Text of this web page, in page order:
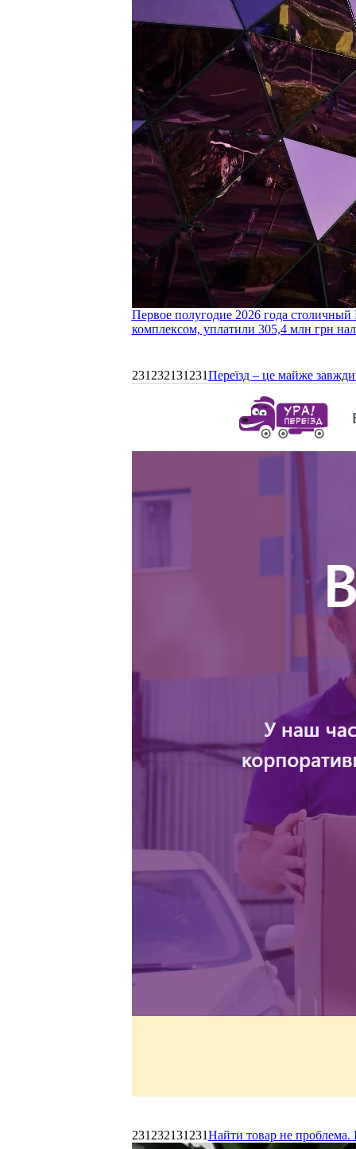
Первое полугодие 2026 года
комплексом, уплатили 305,4 млн грн
231232131231Переїзд – це майже
231232131231Найти товар не проблема.